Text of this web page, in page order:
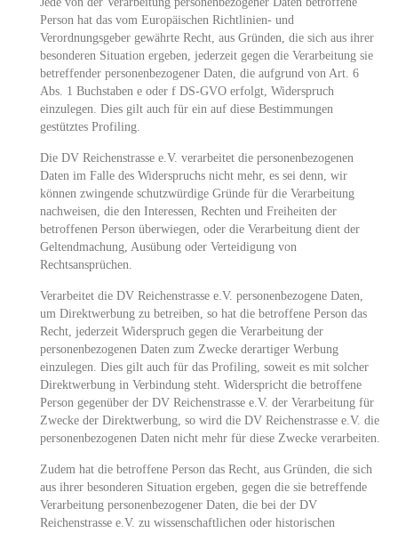
Person hat das vom Europäischen Richtlinien- und
Verordnungsgeber gewährte Recht, aus Gründen, die sich aus ihrer
besonderen Situation ergeben, jederzeit gegen die Verarbeitung sie
betreffender personenbezogener Daten, die aufgrund von Art. 6
Abs. 1 Buchstaben e oder f DS-GVO erfolgt, Widerspruch
einzulegen. Dies gilt auch für ein auf diese Bestimmungen
gestütztes Profiling.
Die DV Reichenstrasse e.V. verarbeitet die personenbezogenen
Daten im Falle des Widerspruchs nicht mehr, es sei denn, wir
können zwingende schutzwürdige Gründe für die Verarbeitung
nachweisen, die den Interessen, Rechten und Freiheiten der
betroffenen Person überwiegen, oder die Verarbeitung dient der
Geltendmachung, Ausübung oder Verteidigung von
Rechtsansprüchen.
Verarbeitet die DV Reichenstrasse e.V. personenbezogene Daten,
um Direktwerbung zu betreiben, so hat die betroffene Person das
Recht, jederzeit Widerspruch gegen die Verarbeitung der
personenbezogenen Daten zum Zwecke derartiger Werbung
einzulegen. Dies gilt auch für das Profiling, soweit es mit solcher
Direktwerbung in Verbindung steht. Widerspricht die betroffene
Person gegenüber der DV Reichenstrasse e.V. der Verarbeitung für
Zwecke der Direktwerbung, so wird die DV Reichenstrasse e.V. die
personenbezogenen Daten nicht mehr für diese Zwecke verarbeiten.
Zudem hat die betroffene Person das Recht, aus Gründen, die sich
aus ihrer besonderen Situation ergeben, gegen die sie betreffende
Verarbeitung personenbezogener Daten, die bei der DV
Reichenstrasse e.V. zu wissenschaftlichen oder historischen